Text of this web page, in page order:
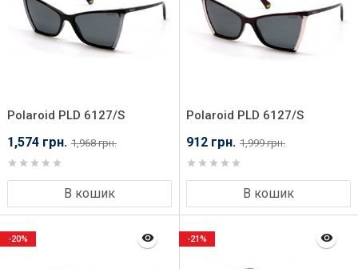
Polaroid PLD 6127/S
08A57M9
1,574 грн. 1,968 грн.
В кошик
Polaroid PLD 6127/S
LHF57M9
912 грн. 1,999 грн.
В кошик
-20% -21%